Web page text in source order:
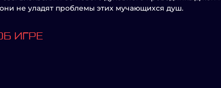
не уладят проблемы этих мучающихся душ.
ИГРЕ